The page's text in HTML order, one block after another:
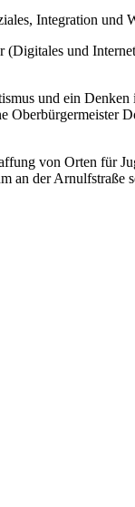
Integration und
und
und ein
Oberbürgermeister
von Orten für
an der Arnulfstraße